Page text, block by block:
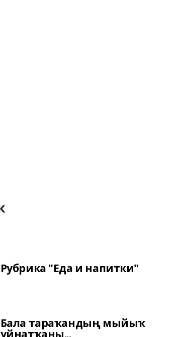
Рубрика "Еда и напитки"
Бала тараҡандың мыйыҡ
уйнатҡаны...